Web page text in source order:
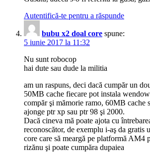
Autentifică-te pentru a răspunde
bubu x2 doal core spune:
5 iunie 2017 la 11:32
Nu sunt robocop
hai dute sau dude la militia
am un raspuns, deci dacă cumpăr un
50MB cache fiecare pot instala
compăr şi mămorie ramo, 60MB cache
ajonge ptr xp sau ptr 98 şi 2000.
Dacă cineva mă poate ajota cu
reconoscător, de exemplu i-aş da gratis
core care să meargă pe platformă AM4
rizănu şi poate cumpăra dupaiea